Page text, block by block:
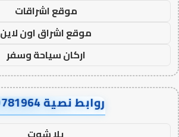
موقع اشراقات
موقع اشراق اون لاين
اركان سياحة وسفر
روابط نصية FD781964